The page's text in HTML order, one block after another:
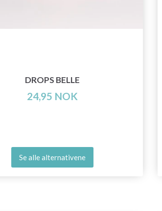
DROPS BELLE
24,95 NOK
Se alle alternativene